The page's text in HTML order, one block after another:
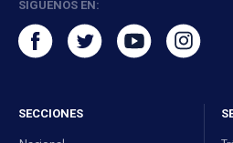
SIGUENOS EN:
SECCIONES